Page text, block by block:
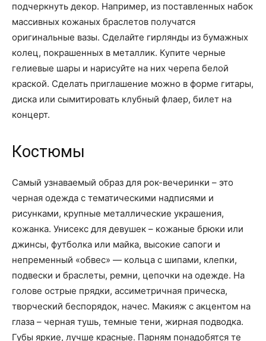
подчеркнуть декор. Например, из поставленных набок
массивных кожаных браслетов получатся
оригинальные вазы. Сделайте гирлянды из бумажных
колец, покрашенных в металлик. Купите черные
гелиевые шары и нарисуйте на них черепа белой
краской. Сделать приглашение можно в форме гитары,
диска или сымитировать клубный флаер, билет на
концерт.
Костюмы
Самый узнаваемый образ для рок-вечеринки – это
черная одежда с тематическими надписями и
рисунками, крупные металлические украшения,
кожанка. Унисекс для девушек – кожаные брюки или
джинсы, футболка или майка, высокие сапоги и
непременный «обвес» — кольца с шипами, клепки,
подвески и браслеты, ремни, цепочки на одежде. На
голове острые прядки, ассиметричная прическа,
творческий беспорядок, начес. Макияж с акцентом на
глаза – черная тушь, темные тени, жирная подводка.
Губы яркие, лучше красные. Парням понадобятся те